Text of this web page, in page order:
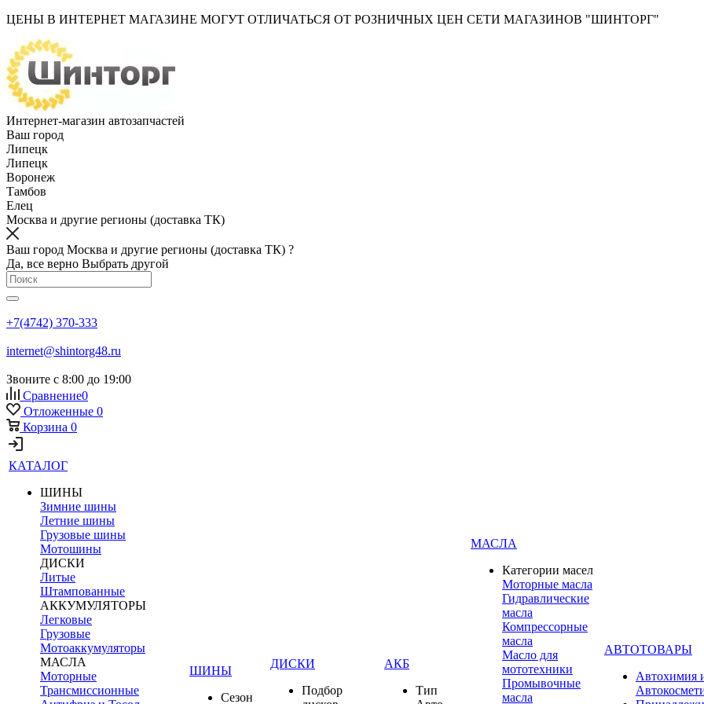
ЦЕНЫ В ИНТЕРНЕТ МАГАЗИНЕ МОГУТ ОТЛИЧАТЬСЯ ОТ РОЗНИЧНЫХ ЦЕН СЕТИ МАГАЗИНОВ "ШИНТОРГ"
Интернет-магазин автозапчастей
Ваш город
Липецк
Липецк
Воронеж
Тамбов
Елец
Москва и другие регионы (доставка ТК)
Ваш город Москва и другие регионы (доставка ТК) ?
Да, все верно Выбрать другой
+7(4742) 370-333
internet@shintorg48.ru
Звоните с 8:00 до 19:00
Сравнение0
Отложенные 0
Корзина 0
КАТАЛОГ
ШИНЫ
Зимние шины
Летние шины
Грузовые шины
Мотошины
ДИСКИ
Литые
Штампованные
АККУМУЛЯТОРЫ
Легковые
Грузовые
Мотоаккумуляторы
МАСЛА
Моторные
Трансмиссионные
ШИНЫ
Сезон
ДИСКИ
Подбор
АКБ
Тип
МАСЛА
Категории масел
Моторные масла
Гидравлические
масла
Компрессорные
масла
Масло для
мототехники
Промывочные
масла
АВТОТОВАРЫ
Автохимия